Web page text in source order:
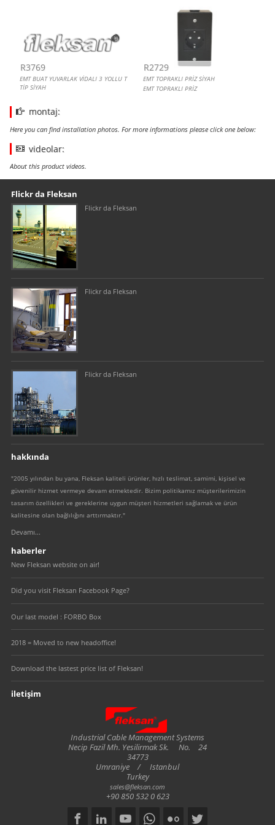
R3769
EMT BUAT YUVARLAK VİDALI 3 YOLLU T
TİP SİYAH
R2729
EMT TOPRAKLI PRİZ SİYAH
EMT TOPRAKLI PRİZ
montaj:
Here you can find installation photos. For more informations please click one below:
videolar:
About this product videos.
Our footer
Footer content
Flickr da Fleksan
Flickr da Fleksan
Flickr da Fleksan
Flickr da Fleksan
hakkında
"2005 yılından bu yana, Fleksan kaliteli ürünler, hızlı teslimat, samimi, kişisel ve
güvenilir hizmet vermeye devam etmektedir. Bizim politikamız müşterilerimizin
tasarım özellikleri ve gereklerine uygun müşteri hizmetleri sağlamak ve ürün
kalitesine olan bağlılığını arttırmaktır."
Devamı...
haberler
New Fleksan website on air!
Did you visit Fleksan Facebook Page?
Our last model : FORBO Box
2018 = Moved to new headoffice!
Download the lastest price list of Fleksan!
iletişim
Industrial Cable Management Systems
Necip Fazil Mh. Yesilirmak Sk.
No.
24
34773
Umraniye
/
Istanbul
Turkey
sales@fleksan.com
+90 850 532 0 623